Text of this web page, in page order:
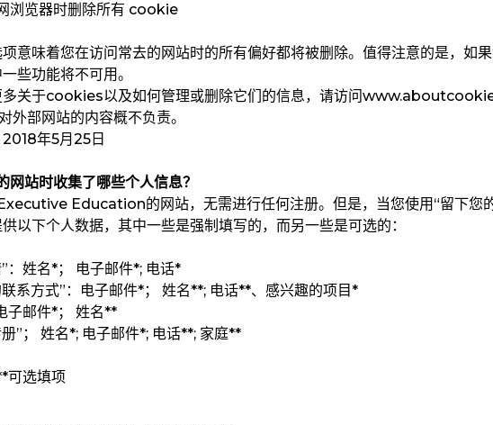
浏览器时删除所有 cookie
意味着您在访问常去的网站时的所有偏好都将被删除。值得注意的是，如
些功能将不可用。
关于cookies以及如何管理或删除它们的信息，请访问
外部网站的内容概不负责。
年5月25日
网站时收集了哪些个人信息？
Education的网站，无需进行任何注册。但是，当您使用“留下您
以下个人数据，其中一些是强制填写的，而另一些是可选的：
：姓名*； 电子邮件*; 电话*
系方式”：电子邮件*； 姓名**; 电话**、感兴趣的项目*
子邮件*； 姓名**
”； 姓名*; 电子邮件*; 电话**; 家庭**
可选填项